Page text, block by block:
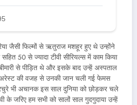
जैसी फिल्मों से ऋतुराज मशहूर हुए थे उन्होंने
50 से ज्यादा टीवी सीरियल्स में काम किया
से पीड़ित थे और इसके बाद उन्हें अस्पताल
अरेस्ट की वजह से उनकी जान चली गई फेमस
भी अचानक इस साल दुनिया को छोड़कर चले
के जरिए हम सभी को सालों साल गुदगुदाया उन्हें